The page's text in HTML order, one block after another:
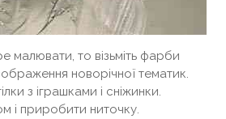
малювати, то візьміть фарби
новорічної тематик.
з іграшками і сніжинки.
і приробити ниточку.